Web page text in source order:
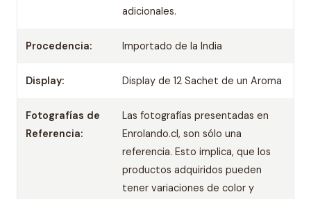
adicionales.
Procedencia: Importado de la India
Display: Display de 12 Sachet de un Aroma
Fotografías de
Referencia:
Las fotografías presentadas en
Enrolando.cl, son sólo una
referencia. Esto implica, que los
productos adquiridos pueden
tener variaciones de color y